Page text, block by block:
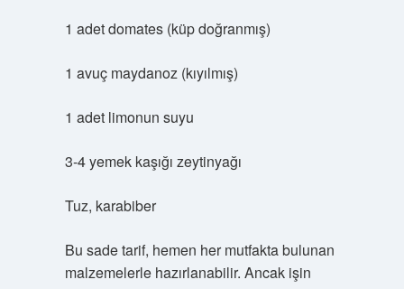
1 adet domates (küp doğranmış)
1 avuç maydanoz (kıyılmış)
1 adet limonun suyu
3-4 yemek kaşığı zeytinyağı
Tuz, karabiber
Bu sade tarif, hemen her mutfakta bulunan
malzemelerle hazırlanabilir. Ancak işin